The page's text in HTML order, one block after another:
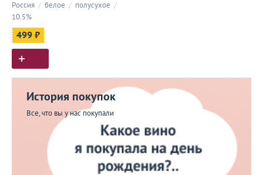
Россия / белое / полусухое /
10.5%
499 ₽
История покупок
Все, что вы у нас покупали